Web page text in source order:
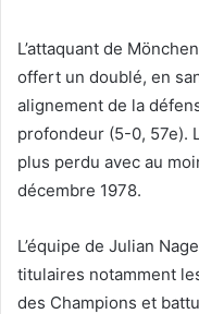
L’attaquant de
offert un doublé, en
alignement de la
profondeur (5-0, 57e).
plus perdu avec au
décembre 1978.
L’équipe de Julian
titulaires notamment
des Champions et